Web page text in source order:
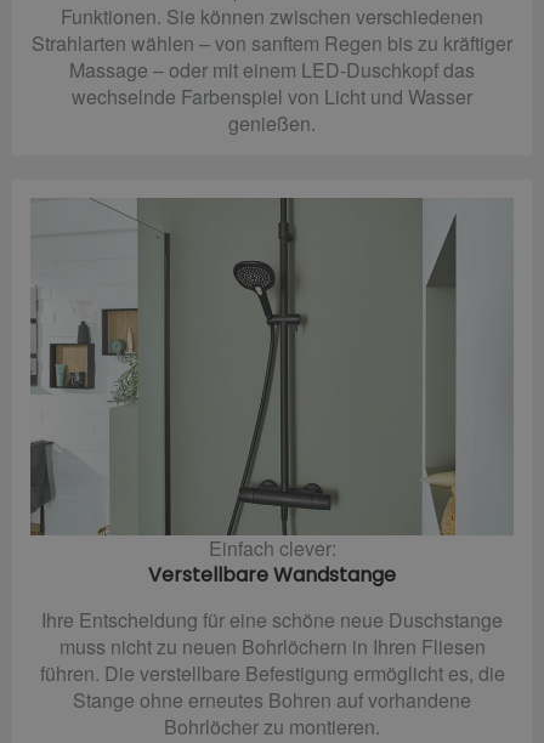
Funktionen. Sie können zwischen verschiedenen
Strahlarten wählen – von sanftem Regen bis zu kräftiger
Massage – oder mit einem LED-Duschkopf das
wechselnde Farbenspiel von Licht und Wasser
genießen.
Einfach clever:
Verstellbare Wandstange
Ihre Entscheidung für eine schöne neue Duschstange
muss nicht zu neuen Bohrlöchern in Ihren Fliesen
führen. Die verstellbare Befestigung ermöglicht es, die
Stange ohne erneutes Bohren auf vorhandene
Bohrlöcher zu montieren.